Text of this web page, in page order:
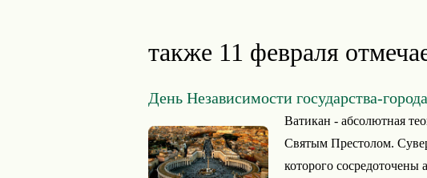
также 11 февраля
День Независимости государства-
Ватикан - абсолютная
Святым Престолом.
которого сосредоточены